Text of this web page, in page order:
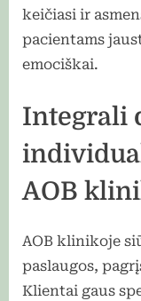
keičiasi ir
pacientams
emociškai.
Integrali
AOB
AOB klinikoje
paslaugos,
Klientai gaus